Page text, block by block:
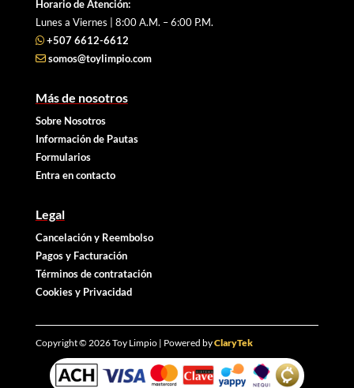
Horario de Atención:
Lunes a Viernes | 8:00 A.M. – 6:00 P.M.
+507 6612-6612
somos@toylimpio.com
Más de nosotros
Sobre Nosotros
Información de Pautas
Formularios
Entra en contacto
Legal
Cancelación y Reembolso
Pagos y Facturación
Términos de contratación
Cookies y Privacidad
Copyright © 2026 Toy Limpio | Powered byClaryTek